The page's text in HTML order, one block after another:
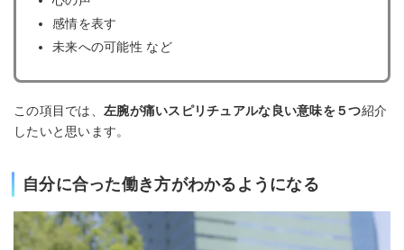
感情を表す
未来への可能性 など
この項目では、 左腕が痛いスピリチュアルな良い意味を５つ紹介
したいと思います。
自分に合った働き方がわかるようになる